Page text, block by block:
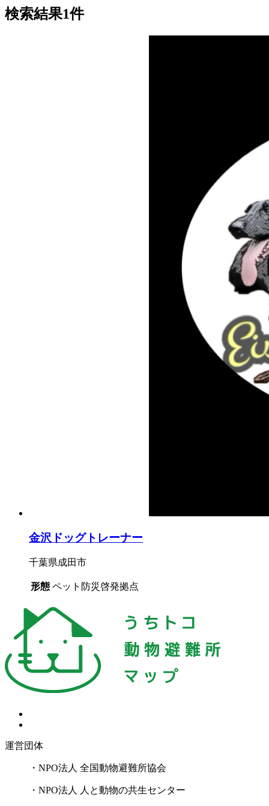
検索結果1件
金沢ドッグトレーナー
千葉県成田市
形態 ペット防災啓発拠点
運営団体
・NPO法人 全国動物避難所協会
・NPO法人 人と動物の共生センター